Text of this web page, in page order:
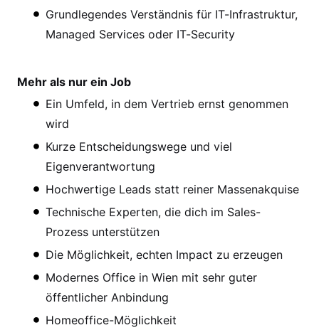
Grundlegendes Verständnis für IT-Infrastruktur,
Managed Services oder IT-Security
Mehr als nur ein Job
Ein Umfeld, in dem Vertrieb ernst genommen
wird
Kurze Entscheidungswege und viel
Eigenverantwortung
Hochwertige Leads statt reiner Massenakquise
Technische Experten, die dich im Sales-
Prozess unterstützen
Die Möglichkeit, echten Impact zu erzeugen
Modernes Office in Wien mit sehr guter
öffentlicher Anbindung
Homeoffice-Möglichkeit